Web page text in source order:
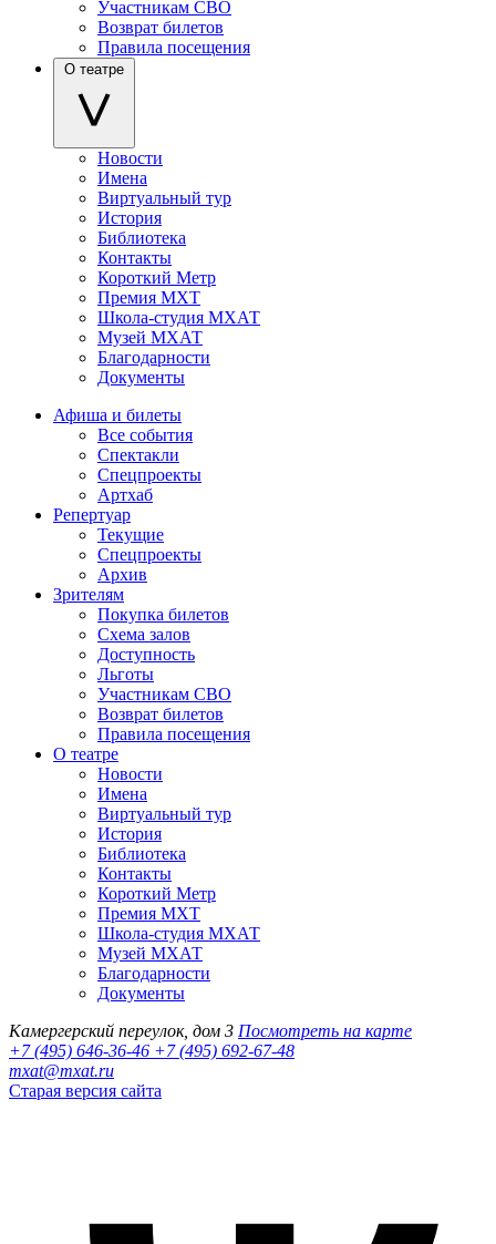
Участникам СВО
Возврат билетов
Правила посещения
О театре
Новости
Имена
Виртуальный тур
История
Библиотека
Контакты
Короткий Метр
Премия МХТ
Школа-студия МХАТ
Музей МХАТ
Благодарности
Документы
Афиша и билеты
Все события
Спектакли
Спецпроекты
Артхаб
Репертуар
Текущие
Спецпроекты
Архив
Зрителям
Покупка билетов
Схема залов
Доступность
Льготы
Участникам СВО
Возврат билетов
Правила посещения
О театре
Новости
Имена
Виртуальный тур
История
Библиотека
Контакты
Короткий Метр
Премия МХТ
Школа-студия МХАТ
Музей МХАТ
Благодарности
Документы
Камергерский переулок, дом 3 Посмотреть на карте
+7 (495) 646-36-46 +7 (495) 692-67-48‬
mxat@mxat.ru
Старая версия сайта